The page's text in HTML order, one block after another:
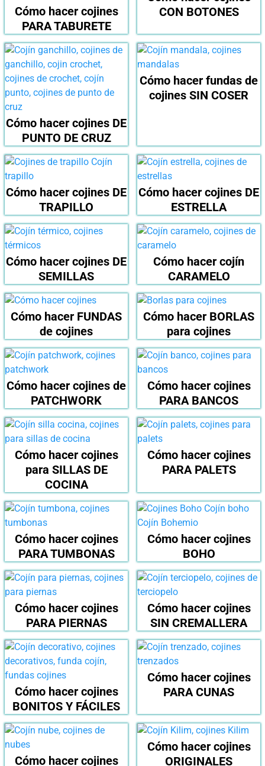
Cómo hacer cojines
PARA TABURETE
CON BOTONES
Cómo hacer cojines DE
PUNTO DE CRUZ
Cómo hacer fundas de
cojines SIN COSER
Cómo hacer cojines DE
TRAPILLO
Cómo hacer cojines DE
ESTRELLA
Cómo hacer cojines DE
SEMILLAS
Cómo hacer cojín
CARAMELO
Cómo hacer FUNDAS
de cojines
Cómo hacer BORLAS
para cojines
Cómo hacer cojines de
PATCHWORK
Cómo hacer cojines
PARA BANCOS
Cómo hacer cojines
para SILLAS DE
COCINA
Cómo hacer cojines
PARA PALETS
Cómo hacer cojines
PARA TUMBONAS
Cómo hacer cojines
BOHO
Cómo hacer cojines
PARA PIERNAS
Cómo hacer cojines
SIN CREMALLERA
Cómo hacer cojines
BONITOS Y FÁCILES
Cómo hacer cojines
PARA CUNAS
Cómo hacer cojines
Cómo hacer cojines
ORIGINALES